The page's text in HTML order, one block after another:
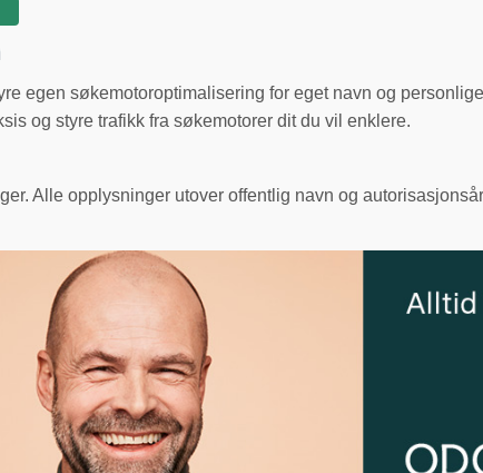
egen søkemotoroptimalisering for eget navn og
og styre trafikk fra søkemotorer dit du vil enklere.
Alle opplysninger utover offentlig navn og